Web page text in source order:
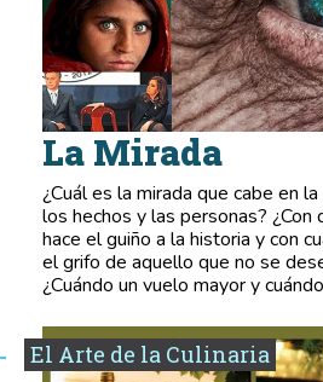
La Mirada
¿Cuál es la mirada que cabe en
los hechos y las personas? ¿Con
hace el guiño a la historia y con
el grifo de aquello que no se
¿Cuándo un vuelo mayor y
El Arte de la Culinaria